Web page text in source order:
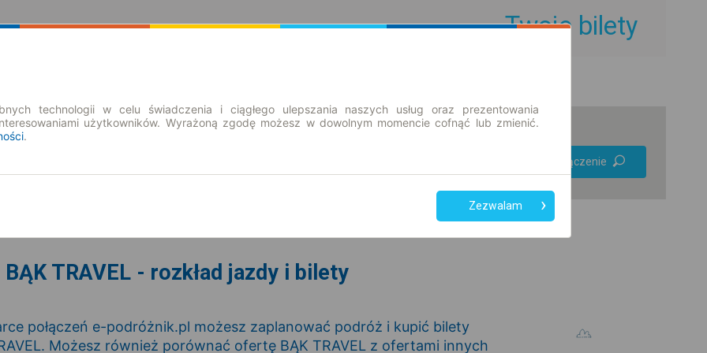
Twoje bilety
Tylko bilet online
Znajdź połączenie
BĄK TRAVEL - rozkład jazdy i bilety
połączeń e-podróżnik.pl możesz zaplanować podróż i kupić bilety
Możesz również porównać ofertę BĄK TRAVEL z ofertami innych
technologii w celu świadczenia i ciągłego ulepszania naszych usług oraz prezentowania
użytkowników. Wyrażoną zgodę możesz w dowolnym momencie cofnąć lub zmienić.
.
Zezwalam